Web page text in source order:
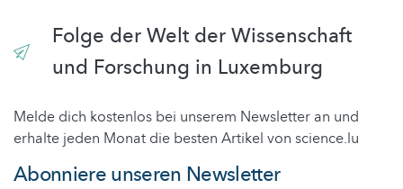
Folge der Welt der Wissenschaft
und Forschung in Luxemburg
Melde dich kostenlos bei unserem Newsletter an und
erhalte jeden Monat die besten Artikel von science.lu
Abonniere unseren Newsletter